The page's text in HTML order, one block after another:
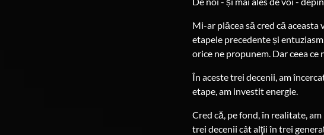
Mi-ar plăcea să cred că
etapele precedente și
orice ne propunem. Dar ceea ce
În aceste trei decenii, am
etape, am investit energie.
Cred că, pe fond, în realitate,
trei decenii cât alţii în trei